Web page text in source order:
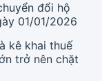
đổi hộ
01/01/2026
kê khai thuế
trở nên chặt